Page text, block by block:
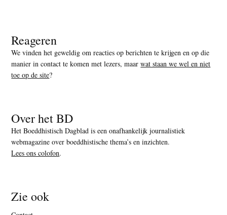
Reageren
We vinden het geweldig om reacties op berichten te krijgen en op die
manier in contact te komen met lezers, maarwat staan we wel en niet
toe op de site?
Over het BD
Het Boeddhistisch Dagblad is een onafhankelijk journalistiek
webmagazine over boeddhistische thema’s en inzichten.
Lees ons colofon.
Zie ook